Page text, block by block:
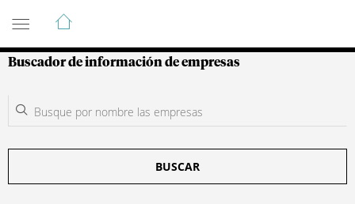
Guía de Empresas Colombianas
Buscador de información de empresas
BUSCAR